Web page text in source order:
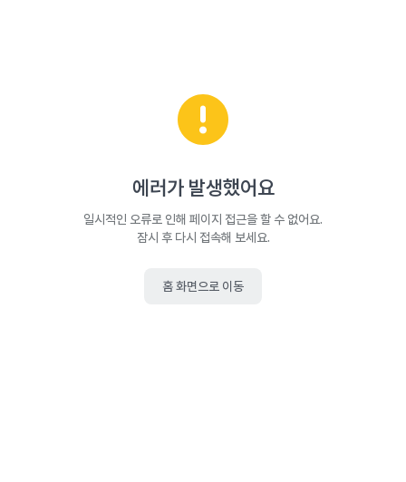
에러가 발생했어요
일시적인 오류로 인해 페이지 접근을 할 수 없어요.
잠시 후 다시 접속해 보세요.
홈 화면으로 이동